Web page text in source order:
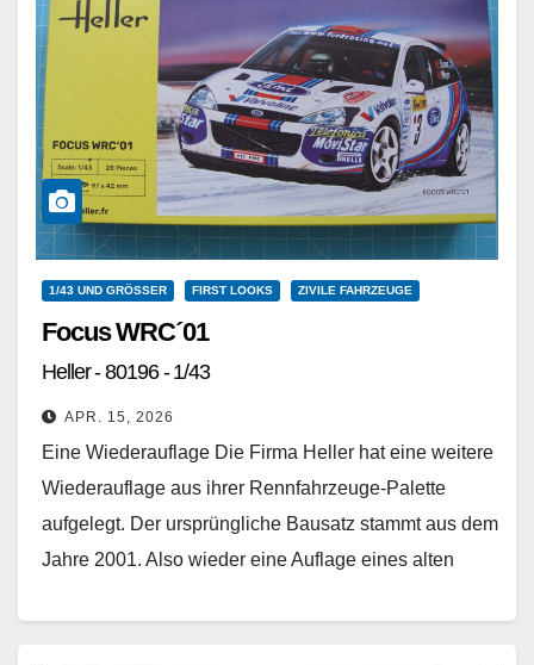
1/43 UND GRÖSSER FIRST LOOKS ZIVILE FAHRZEUGE
Focus WRC´01
Heller - 80196 - 1/43
APR. 15, 2026
Eine Wiederauflage Die Firma Heller hat eine weitere
Wiederauflage aus ihrer Rennfahrzeuge-Palette
aufgelegt. Der ursprüngliche Bausatz stammt aus dem
Jahre 2001. Also wieder eine Auflage eines alten